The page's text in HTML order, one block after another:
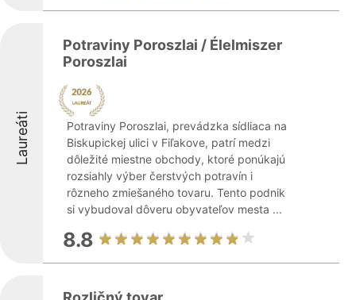
Laureáti
Potraviny Poroszlai / Élelmiszer
Poroszlai
Potraviny Poroszlai, prevádzka sídliaca na
Biskupickej ulici v Fiľakove, patrí medzi
dôležité miestne obchody, ktoré ponúkajú
rozsiahly výber čerstvých potravín i
rôzneho zmiešaného tovaru. Tento podnik
si vybudoval dôveru obyvateľov mesta ...
8.8